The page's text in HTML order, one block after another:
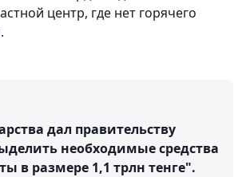
центр, где нет горячего
дал правительству
необходимые средства
в размере 1,1 трлн тенге".